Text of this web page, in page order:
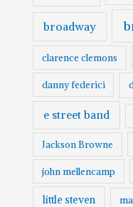
broadway
clarence clemons
danny federici
e street band
Jackson Browne
john mellencamp
little steven